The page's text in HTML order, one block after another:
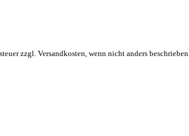
zzgl. Versandkosten, wenn nicht anders beschrieben